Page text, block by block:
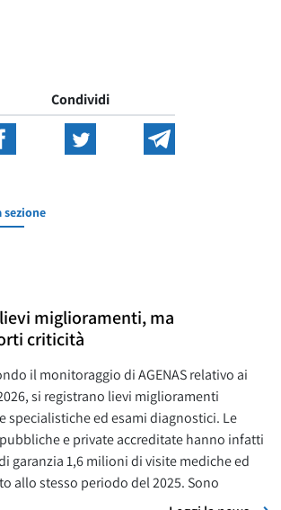
Condividi
sezione
miglioramenti, ma
criticità
il monitoraggio di AGENAS relativo ai
si registrano lievi miglioramenti
specialistiche ed esami diagnostici. Le
e private accreditate hanno infatti
garanzia 1,6 milioni di visite mediche ed
allo stesso periodo del 2025. Sono